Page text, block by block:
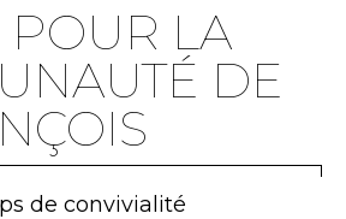
POUR LA
DE
de convivialité